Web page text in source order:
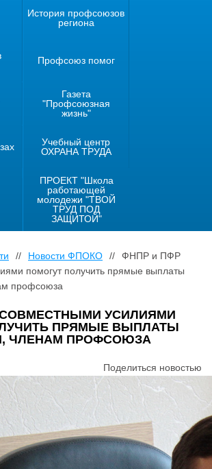
История профсоюзов
региона
Профсоюз помог
Газета
"Профсоюзная
жизнь"
Учебный центр
ОХРАНА ТРУДА
ПРОЕКТ "Школа
работающей
молодежи "ТВОЙ
ТРУД ПОД
ЗАЩИТОЙ"
// Новости ФПОКО //
ФНПР и ПФР
помогут получить прямые выплаты
профсоюза
УСИЛИЯМИ
ПРЯМЫЕ ВЫПЛАТЫ
ЧЛЕНАМ ПРОФСОЮЗА
Поделиться новостью